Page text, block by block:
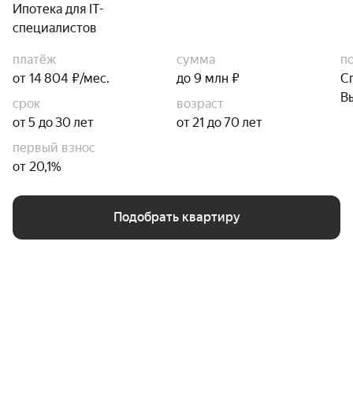
Ипотека для IT-
специалистов
платёж
от 14 804 ₽/мес.
сумма
до 9 млн ₽
срок
от 5 до 30 лет
возраст
от 21 до 70 лет
первый взнос
от 20,1%
Подобрать квартиру